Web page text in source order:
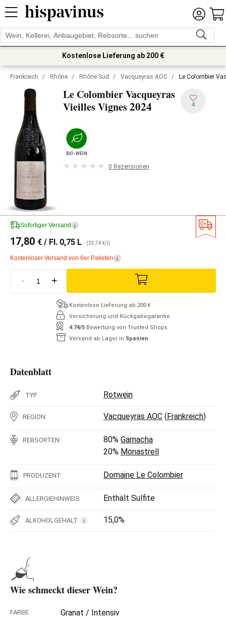
Kostenlose Lieferung ab 200 €
Frankreich / Rhône / Rhône Sud / Vacqueyras AOC / Le Colombier
Le Colombier Vacqueyras
Vieilles Vignes2024 4
BIO-WEIN
0 Rezensionen
Sofortiger Versand i
17,80 € / Fl. 0,75 L (23,74 €/l)
Kostenloser Versand von 6er Paketen i
- +
Kostenlose Lieferung ab 200 €
Versicherung und Rückgabegarantie
4.74/5 Bewertung von Trusted Shops
Versand ab Lager in Spanien
Datenblatt
TYP Rotwein
REGION Vacqueyras AOC (Frankreich)
REBSORTEN 80% Garnacha
20% Monastrell
PRODUZENT Domaine Le Colombier
ALLERGIEHINWEIS Enthält Sulfite
ALKOHOLGEHALT i 15,0%
Wie schmeckt dieser Wein?
FARBE Granat / Intensiv